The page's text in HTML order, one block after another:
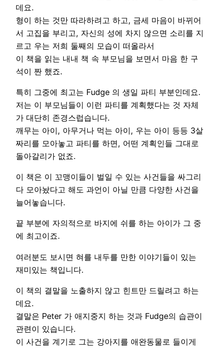
데요.
형이 하는 것만 따라하려고 하고, 금세 마음이 바뀌어
서 고집을 부리고, 자신의 성에 차지 않으면 소리를 지
르고 우는 저희 둘째의 모습이 떠올라서
이 책을 읽는 내내 책 속 부모님을 보면서 마음 한 구
석이 짠 했죠.
특히 그중에 최고는 Fudge 의 생일 파티 부분인데요.
저는 이 부모님들이 이런 파티를 계획했다는 것 자체
가 대단히 존경스럽습니다.
깨무는 아이, 아무거나 먹는 아이, 우는 아이 등등 3살
짜리를 모아놓고 파티를 하면, 어떤 계획인들 그대로
돌아갈리가 없죠.
이 책은 이 꼬맹이들이 벌일 수 있는 사건들을 싸그리
다 모아놨다고 해도 과언이 아닐 만큼 다양한 사건을
늘어놓습니다.
끝 부분에 자의적으로 바지에 쉬를 하는 아이가 그 중
에 최고이죠.
여러분도 보시면 혀를 내두를 만한 이야기들이 있는
재미있는 책입니다.
이 책의 결말을 노출하지 않고 힌트만 드릴려고 하는
데요.
결말은 Peter 가 애지중지 하는 것과 Fudge의 습관이
관련이 있습니다.
이 사건을 계기로 그는 강아지를 애완동물로 들이게